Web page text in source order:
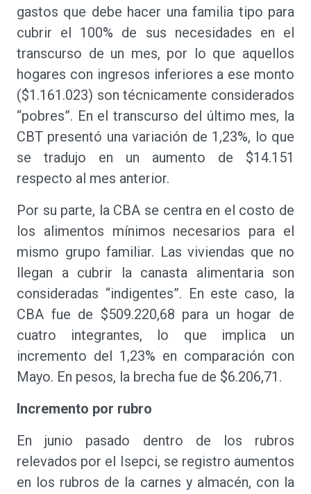
gastos que debe hacer una familia tipo para
cubrir el 100% de sus necesidades en el
transcurso de un mes, por lo que aquellos
hogares con ingresos inferiores a ese monto
($1.161.023) son técnicamente considerados
“pobres”. En el transcurso del último mes, la
CBT presentó una variación de 1,23%, lo que
se tradujo en un aumento de $14.151
respecto al mes anterior.
Por su parte, la CBA se centra en el costo de
los alimentos mínimos necesarios para el
mismo grupo familiar. Las viviendas que no
llegan a cubrir la canasta alimentaria son
consideradas “indigentes”. En este caso, la
CBA fue de $509.220,68 para un hogar de
cuatro integrantes, lo que implica un
incremento del 1,23% en comparación con
Mayo. En pesos, la brecha fue de $6.206,71.
Incremento por rubro
En junio pasado dentro de los rubros
relevados por el Isepci, se registro aumentos
en los rubros de la carnes y almacén, con la